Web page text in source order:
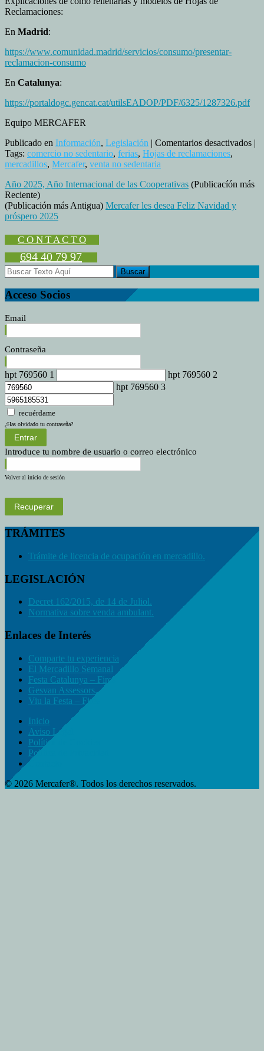
Reclamaciones:
En Madrid:
https://www.comunidad.madrid/servicios/consumo/presentar-
reclamacion-consumo
En Catalunya:
https://portaldogc.gencat.cat/utilsEADOP/PDF/6325/1287326.pdf
Equipo MERCAFER
Publicado en Información, Legislación | Comentarios desactivadosen|
Tags: comercio no sedentario, ferias, Hojas de reclamaciones,
mercadillos, Mercafer, venta no sedentaria
Año 2025, Año Internacional de las Cooperativas (Publicacíón más
Reciente)
(Publicación más Antigua) Mercafer les desea Feliz Navidad y
próspero 2025
C O N T A C T O
694 40 79 97
Acceso Socios
Email
Contraseña
hpt 769560 1
hpt 769560 2
hpt 769560 3
recuérdame
¿Has olvidado tu contraseña?
Entrar
Introduce tu nombre de usuario o correo electrónico
Volver al inicio de sesión
Recuperar
TRÁMITES
Trámite de licencia de ocupación en mercadillo.
LEGISLACIÓN
Decret 162/2015, de 14 de Juliol.
Normativa sobre venda ambulant.
Enlaces de Interés
Comparte tu experiencia
El Mercadillo Semanal
Festa Catalunya – Fires
Gesvan Assessors.
Viu la Festa – Fires
Inicio
Aviso Legal
Política de Cookies
Política de Privacidad
Contacto
© 2026 Mercafer®. Todos los derechos reservados.